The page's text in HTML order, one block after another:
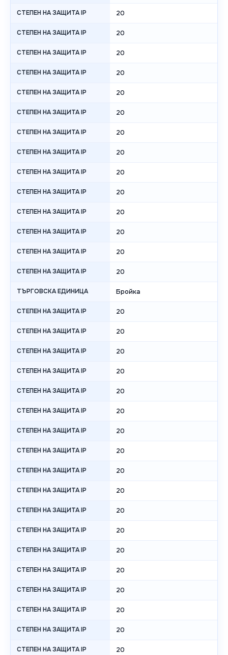
СТЕПЕН НА ЗАЩИТА IP 20
СТЕПЕН НА ЗАЩИТА IP 20
СТЕПЕН НА ЗАЩИТА IP 20
СТЕПЕН НА ЗАЩИТА IP 20
СТЕПЕН НА ЗАЩИТА IP 20
СТЕПЕН НА ЗАЩИТА IP 20
СТЕПЕН НА ЗАЩИТА IP 20
СТЕПЕН НА ЗАЩИТА IP 20
СТЕПЕН НА ЗАЩИТА IP 20
СТЕПЕН НА ЗАЩИТА IP 20
СТЕПЕН НА ЗАЩИТА IP 20
СТЕПЕН НА ЗАЩИТА IP 20
СТЕПЕН НА ЗАЩИТА IP 20
СТЕПЕН НА ЗАЩИТА IP 20
ТЪРГОВСКА ЕДИНИЦА Бройка
СТЕПЕН НА ЗАЩИТА IP 20
СТЕПЕН НА ЗАЩИТА IP 20
СТЕПЕН НА ЗАЩИТА IP 20
СТЕПЕН НА ЗАЩИТА IP 20
СТЕПЕН НА ЗАЩИТА IP 20
СТЕПЕН НА ЗАЩИТА IP 20
СТЕПЕН НА ЗАЩИТА IP 20
СТЕПЕН НА ЗАЩИТА IP 20
СТЕПЕН НА ЗАЩИТА IP 20
СТЕПЕН НА ЗАЩИТА IP 20
СТЕПЕН НА ЗАЩИТА IP 20
СТЕПЕН НА ЗАЩИТА IP 20
СТЕПЕН НА ЗАЩИТА IP 20
СТЕПЕН НА ЗАЩИТА IP 20
СТЕПЕН НА ЗАЩИТА IP 20
СТЕПЕН НА ЗАЩИТА IP 20
СТЕПЕН НА ЗАЩИТА IP 20
СТЕПЕН НА ЗАЩИТА IP 20